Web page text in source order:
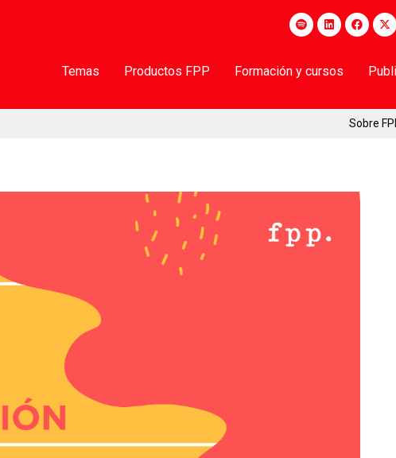
Temas Productos FPP Formación y cursos
Sobre